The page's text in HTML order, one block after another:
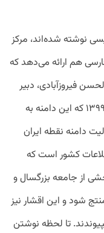
نوشته شده‌اند، مرکز
هم ارائه می‌دهد که
فیروز‌آبادی، دبیر
پیشین شورای عالی فضای مجازی، در سال ۱۳۹۹ که این دامنه به
دامنه نقطه ایران
کشور است که
از جامعه بزرگسال و
شود و این اقشار نیز
تا لحظه نوشتن